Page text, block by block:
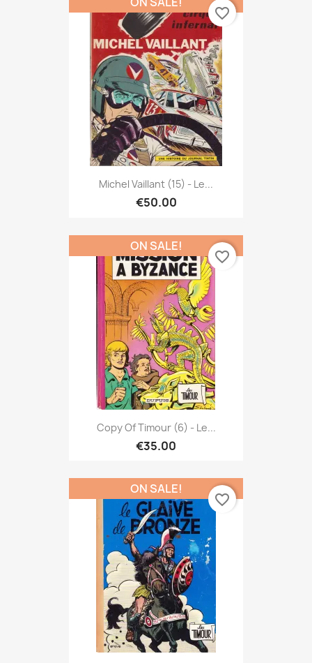
Michel Vaillant (15) - Le...
€50.00
favorite_border
Copy Of Timour (6) - Le...
€35.00
ON SALE!
favorite_border
ON SALE!
favorite_border